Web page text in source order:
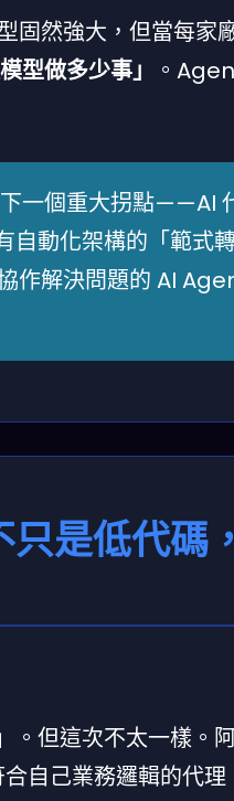
固然強大，但當每家
型做多少事」
。
一個重大拐點——AI
自動化架構的「範式
作解決問題的 AI
是低代碼
。但這次不太一樣。
自己業務邏輯的代理